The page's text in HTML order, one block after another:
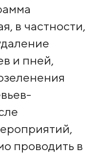
в частности,
и пней,
проводить в